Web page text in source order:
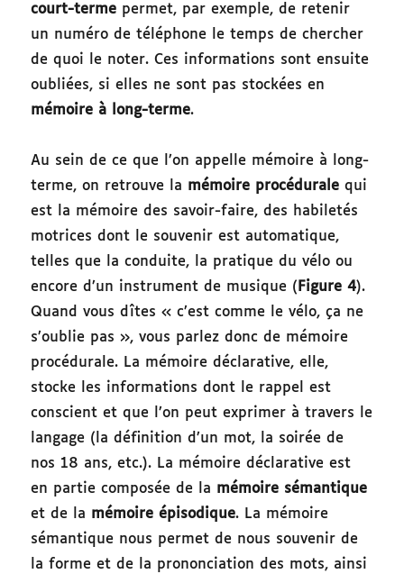
court-terme permet, par exemple, de retenir
un numéro de téléphone le temps de chercher
de quoi le noter. Ces informations sont ensuite
oubliées, si elles ne sont pas stockées en
mémoire à long-terme.
Au sein de ce que l’on appelle mémoire à long-
terme, on retrouve la mémoire procédurale qui
est la mémoire des savoir-faire, des habiletés
motrices dont le souvenir est automatique,
telles que la conduite, la pratique du vélo ou
encore d’un instrument de musique ( Figure 4).
Quand vous dîtes « c’est comme le vélo, ça ne
s’oublie pas », vous parlez donc de mémoire
procédurale. La mémoire déclarative, elle,
stocke les informations dont le rappel est
conscient et que l’on peut exprimer à travers le
langage (la définition d’un mot, la soirée de
nos 18 ans, etc.). La mémoire déclarative est
en partie composée de la mémoire sémantique
et de la mémoire épisodique. La mémoire
sémantique nous permet de nous souvenir de
la forme et de la prononciation des mots, ainsi